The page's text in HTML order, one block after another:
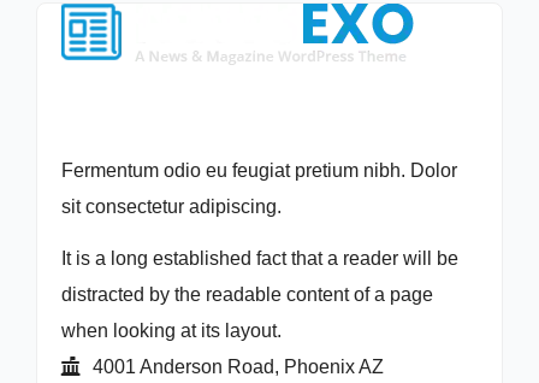
Fermentum odio eu feugiat pretium nibh. Dolor
sit consectetur adipiscing.
It is a long established fact that a reader will be
distracted by the readable content of a page
when looking at its layout.
4001 Anderson Road, Phoenix AZ